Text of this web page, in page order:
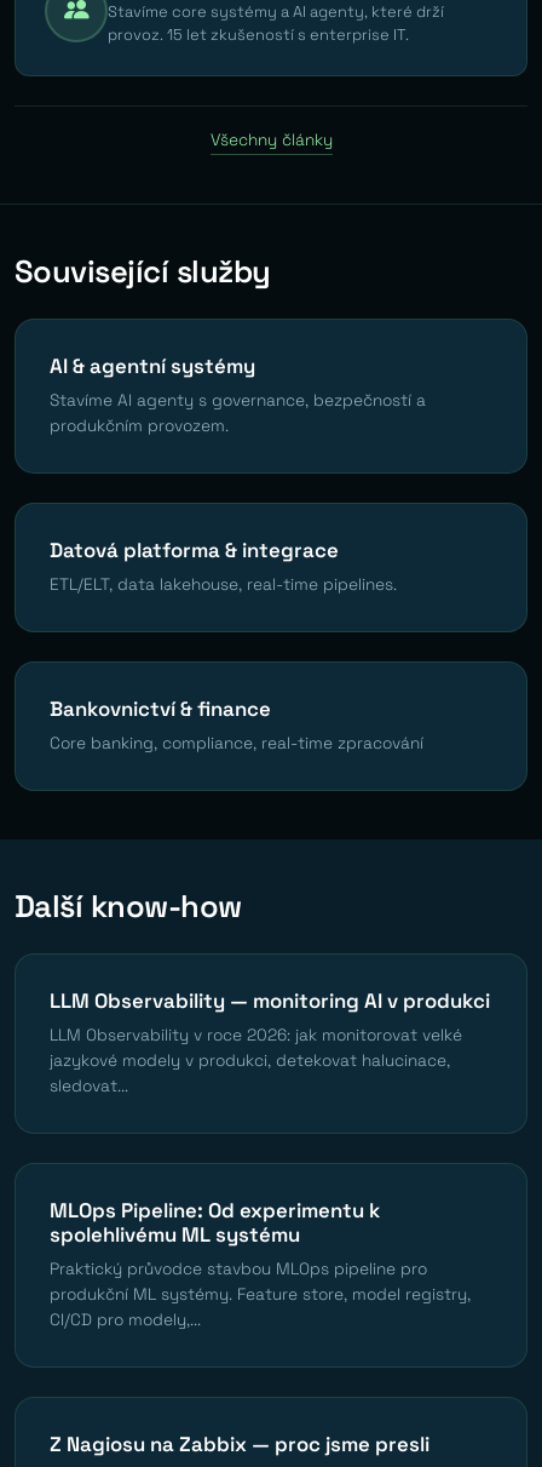
Stavíme core systémy a AI agenty, které drží
provoz. 15 let zkušeností s enterprise IT.
Všechny články
Související služby
AI & agentní systémy
Stavíme AI agenty s governance, bezpečností a
produkčním provozem.
Datová platforma & integrace
ETL/ELT, data lakehouse, real-time pipelines.
Bankovnictví & finance
Core banking, compliance, real-time zpracování
Další know-how
LLM Observability — monitoring AI v produkci
LLM Observability v roce 2026: jak monitorovat velké
jazykové modely v produkci, detekovat halucinace,
sledovat...
MLOps Pipeline: Od experimentu k
spolehlivému ML systému
Praktický průvodce stavbou MLOps pipeline pro
produkční ML systémy. Feature store, model registry,
CI/CD pro modely,...
Z Nagiosu na Zabbix — proc jsme presli